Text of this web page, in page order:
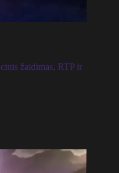
žaidimas, RTP ir